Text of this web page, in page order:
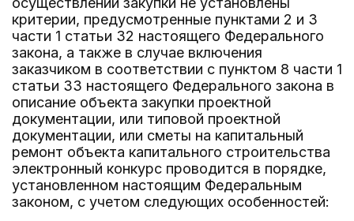
критерии, предусмотренные пунктами 2 и 3
части 1 статьи 32 настоящего Федерального
закона, а также в случае включения
заказчиком в соответствии с пунктом 8 части 1
статьи 33 настоящего Федерального закона в
описание объекта закупки проектной
документации, или типовой проектной
документации, или сметы на капитальный
ремонт объекта капитального строительства
электронный конкурс проводится в порядке,
установленном настоящим Федеральным
законом, с учетом следующих особенностей: